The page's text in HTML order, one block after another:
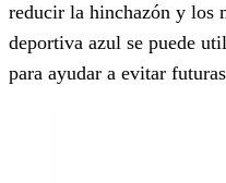
reducir la hinchazón y los
deportiva azul se puede
para ayudar a evitar